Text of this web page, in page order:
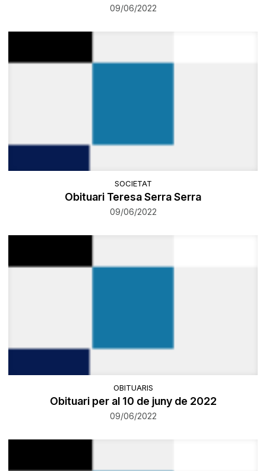
09/06/2022
SOCIETAT
Obituari Teresa Serra Serra
09/06/2022
OBITUARIS
Obituari per al 10 de juny de 2022
09/06/2022